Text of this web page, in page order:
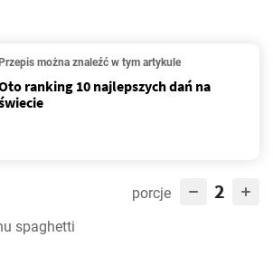
Przepis można znaleźć w tym artykule
ranking 10 najlepszych dań na
porcje 2
spaghetti